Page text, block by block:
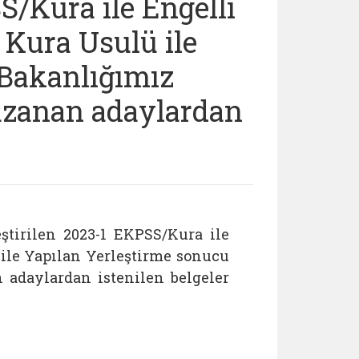
Usulü ile
adaylardan
2023-1 EKPSS/Kura ile
Yapılan Yerleştirme sonucu
adaylardan istenilen belgeler